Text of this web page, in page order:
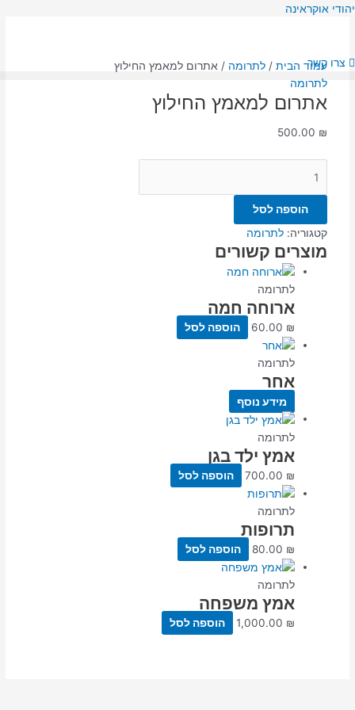
דילוג
יהודי אוקראינה
צרו קשרעמוד הבית/ לתרומה / אתרום למאמץ החילוץ
לתרומה
אתרום למאמץ החילוץ
500.00 ₪
כמות
למאמץ
החילוץ
הוספה לסל
קטגוריה: לתרומה
מוצרים קשורים
לתרומה
ארוחה חמה
60.00 ₪ הוספה לסל
לתרומה
אחר
מידע נוסף
לתרומה
אמץ ילד בגן
700.00 ₪ הוספה לסל
לתרומה
תרופות
80.00 ₪ הוספה לסל
לתרומה
אמץ משפחה
1,000.00 ₪ הוספה לסל